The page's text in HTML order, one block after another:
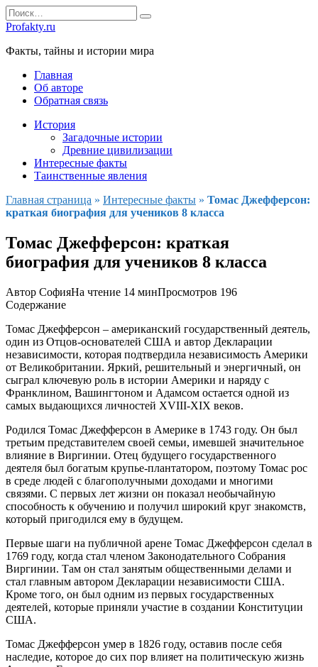
Перейти
к
содержанию
Search
for:
Profakty.ru
Факты, тайны и истории мира
Главная
Об авторе
Обратная связь
История
Загадочные истории
Древние цивилизации
Интересные факты
Таинственные явления
Главная страница » Интересные факты » Томас Джефферсон:
краткая биография для учеников 8 класса
Томас Джефферсон: краткая
биография для учеников 8 класса
Автор СофияНа чтение 14 минПросмотров 196
Содержание
Томас Джефферсон – американский государственный деятель,
один из Отцов-основателей США и автор Декларации
независимости, которая подтвердила независимость Америки
от Великобритании. Яркий, решительный и энергичный, он
сыграл ключевую роль в истории Америки и наряду с
Франклином, Вашингтоном и Адамсом остается одной из
самых выдающихся личностей XVIII-XIX веков.
Родился Томас Джефферсон в Америке в 1743 году. Он был
третьим представителем своей семьи, имевшей значительное
влияние в Виргинии. Отец будущего государственного
деятеля был богатым крупье-плантатором, поэтому Томас рос
в среде людей с благополучными доходами и многими
связями. С первых лет жизни он показал необычайную
способность к обучению и получил широкий круг знакомств,
который пригодился ему в будущем.
Первые шаги на публичной арене Томас Джефферсон сделал в
1769 году, когда стал членом Законодательного Собрания
Виргинии. Там он стал занятым общественными делами и
стал главным автором Декларации независимости США.
Кроме того, он был одним из первых государственных
деятелей, которые приняли участие в создании Конституции
США.
Томас Джефферсон умер в 1826 году, оставив после себя
наследие, которое до сих пор влияет на политическую жизнь